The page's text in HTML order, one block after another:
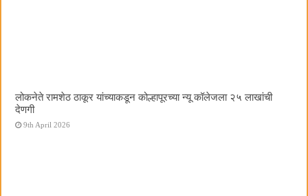
लोकनेते रामशेठ ठाकूर यांच्याकडून कोल्हापूरच्या न्यू कॉलेजला २५ लाखांची
देणगी
9th April 2026